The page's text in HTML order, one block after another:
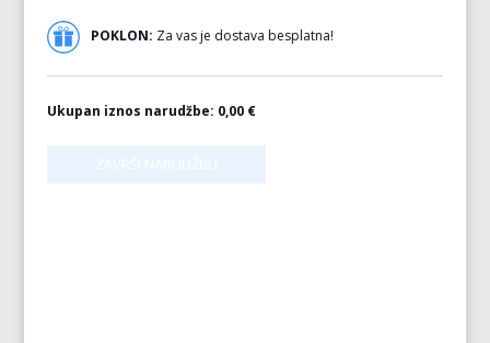
POKLON: Za vas je dostava besplatna!
Ukupan iznos narudžbe: 0,00 €